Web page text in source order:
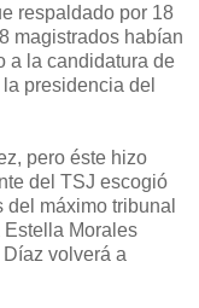
respaldado por 18
magistrados habían
a la candidatura de
presidencia del
pero éste hizo
del TSJ escogió
máximo tribunal
Morales
volverá a